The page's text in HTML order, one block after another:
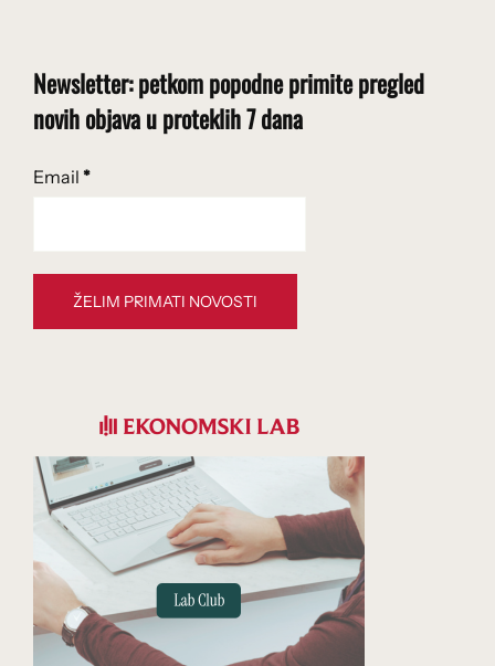
Newsletter: petkom popodne primite pregled
novih objava u proteklih 7 dana
Email *